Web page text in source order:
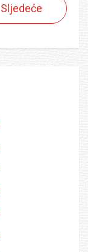
Sljedeće